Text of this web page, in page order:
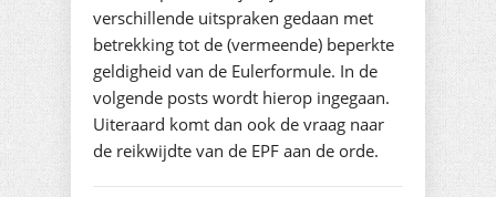
verschillende uitspraken gedaan met
betrekking tot de (vermeende) beperkte
geldigheid van de Eulerformule. In de
volgende posts wordt hierop ingegaan.
Uiteraard komt dan ook de vraag naar
de reikwijdte van de EPF aan de orde.